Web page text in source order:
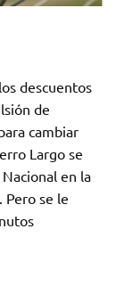
descuentos
de
cambiar
Largo se
en la
Pero se le